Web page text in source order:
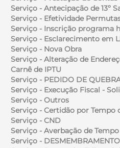
Serviço - Antecipação de 13º
Serviço - Efetividade
Serviço - Inscrição programa
Serviço - Esclarecimento em
Serviço - Nova Obra
Serviço - Alteração de
Carnê de IPTU
Serviço - PEDIDO DE
Serviço - Execução Fiscal -
Serviço - Outros
Serviço - Certidão por Tempo
Serviço - CND
Serviço - Averbação de
Serviço - DESMEMBRAMENTO